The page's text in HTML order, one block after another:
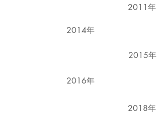
2011年
2014年
2015年
2016年
2018年